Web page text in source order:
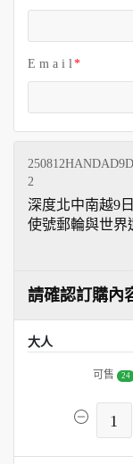
E m a i l
2
深度北中南越9
使號郵輪與世界
請確認訂購內
大人
可售 24
1